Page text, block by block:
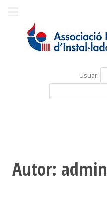
Usuari
Autor: admin